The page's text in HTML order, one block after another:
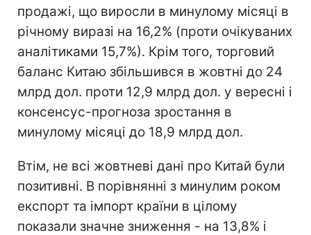
продажі, що виросли в минулому місяці в
річному виразі на 16,2% (проти очікуваних
аналітиками 15,7%). Крім того, торговий
баланс Китаю збільшився в жовтні до 24
млрд дол. проти 12,9 млрд дол. у вересні і
консенсус-прогноза зростання в
минулому місяці до 18,9 млрд дол.
Втім, не всі жовтневі дані про Китай були
позитивні. В порівнянні з минулим роком
експорт та імпорт країни в цілому
показали значне зниження - на 13,8% і